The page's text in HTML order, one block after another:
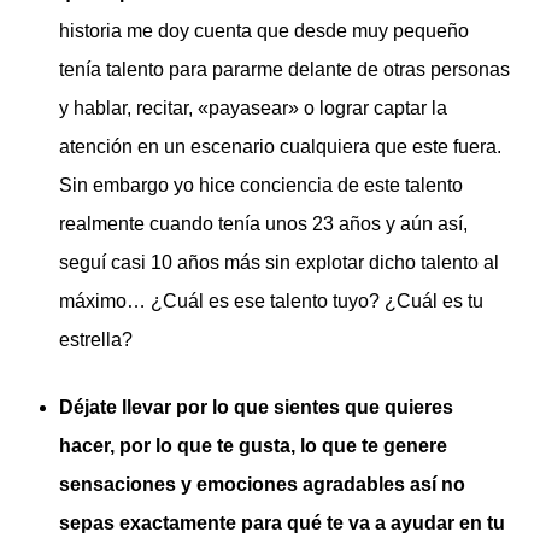
historia me doy cuenta que desde muy pequeño
tenía talento para pararme delante de otras personas
y hablar, recitar, «payasear» o lograr captar la
atención en un escenario cualquiera que este fuera.
Sin embargo yo hice conciencia de este talento
realmente cuando tenía unos 23 años y aún así,
seguí casi 10 años más sin explotar dicho talento al
máximo… ¿Cuál es ese talento tuyo? ¿Cuál es tu
estrella?
Déjate llevar por lo que sientes que quieres
hacer, por lo que te gusta, lo que te genere
sensaciones y emociones agradables así no
sepas exactamente para qué te va a ayudar en tu